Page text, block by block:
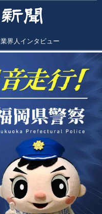
業界人インタビュー